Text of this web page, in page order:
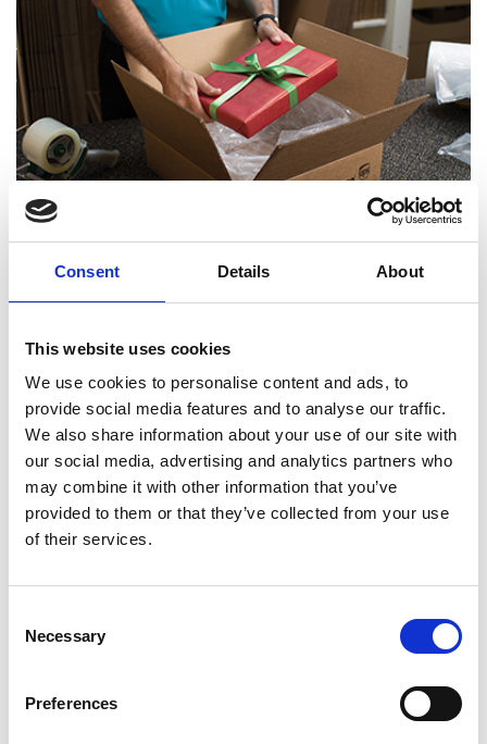
Consent Details About
This website uses cookies
We use cookies to personalise content and ads, to
provide social media features and to analyse our traffic.
We also share information about your use of our site with
our social media, advertising and analytics partners who
may combine it with other information that you’ve
provided to them or that they’ve collected from your use
of their services.
Selection
Necessary
Preferences